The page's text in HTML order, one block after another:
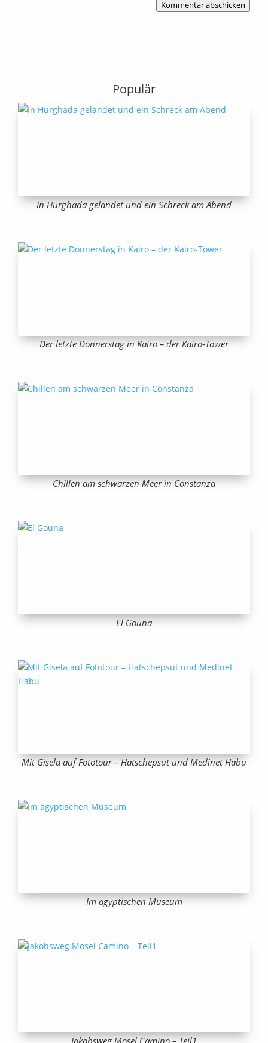
Kommentar abschicken
Populär
In Hurghada gelandet und ein Schreck am Abend
Der letzte Donnerstag in Kairo – der Kairo-Tower
Chillen am schwarzen Meer in Constanza
El Gouna
Mit Gisela auf Fototour – Hatschepsut und Medinet Habu
Im ägyptischen Museum
Jakobsweg Mosel Camino – Teil1